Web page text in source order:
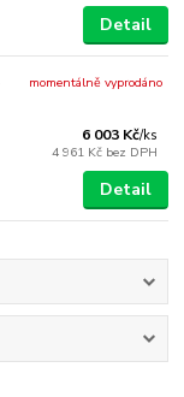
Detail
6 003 Kč/ks
4 961 Kč bez DPH
momentálně vyprodáno
Detail